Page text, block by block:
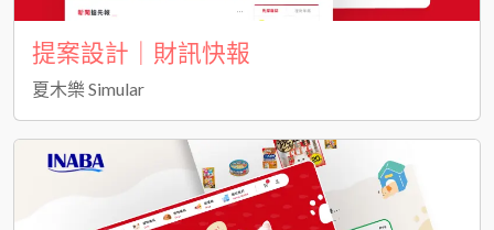
提案設計｜財訊快報
夏木樂 Simular